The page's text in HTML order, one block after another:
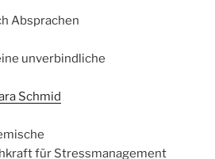
Absprachen
unverbindliche
Schmid
für Stressmanagement